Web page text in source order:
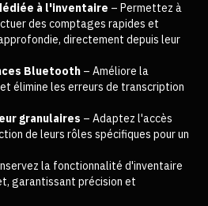
à l'inventaire – Permettez à
des comptages rapides et
directement depuis leur
Bluetooth – Améliore la
élimine les erreurs de transcription
granulaires – Adaptez l'accès
de leurs rôles spécifiques pour un
la fonctionnalité d'inventaire
garantissant précision et